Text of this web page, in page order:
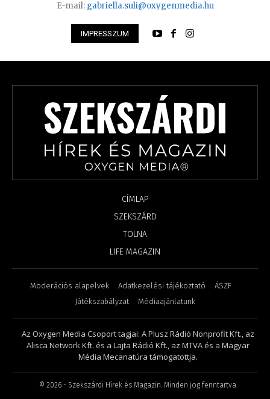
E-mail: gabriella.suli@oxygenmedia.hu
IMPRESSZUM
CÍMLAP
SZEKSZÁRD
TOLNA
LIFE MAGAZIN
Moderációs alapelvek Adatkezelési tájékoztató
ÁSZF
Játékszabályzat
Médiaajánlatunk
Az Oxygen Media Csoport tagjai: A Plusz Rádió Nonprofit Kft., az
Alisca Network Kft. és a Lajta Rádió Kft., az MTVA és a Magyar
Média Mecanatúra támogatottja.
© 2026- Szekszárdi Hírek és Magazin. Minden jog fenntartva.